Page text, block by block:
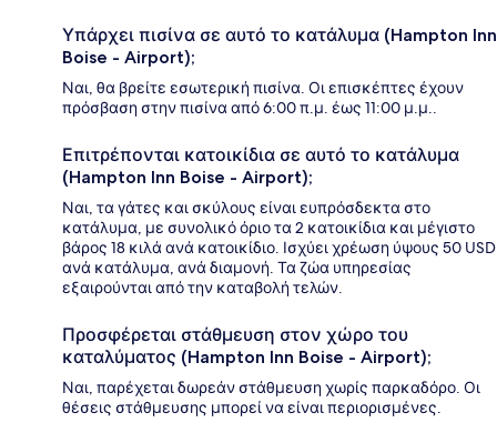
Υπάρχει πισίνα σε αυτό το κατάλυμα (Hampton Inn
Boise - Airport);
Ναι, θα βρείτε εσωτερική πισίνα. Οι επισκέπτες έχουν
πρόσβαση στην πισίνα από 6:00 π.μ. έως 11:00 μ.μ..
Επιτρέπονται κατοικίδια σε αυτό το κατάλυμα
(Hampton Inn Boise - Airport);
Ναι, τα γάτες και σκύλους είναι ευπρόσδεκτα στο
κατάλυμα, με συνολικό όριο τα 2 κατοικίδια και μέγιστο
βάρος 18 κιλά ανά κατοικίδιο. Ισχύει χρέωση ύψους 50 USD
ανά κατάλυμα, ανά διαμονή. Τα ζώα υπηρεσίας
εξαιρούνται από την καταβολή τελών.
Προσφέρεται στάθμευση στον χώρο του
καταλύματος (Hampton Inn Boise - Airport);
Ναι, παρέχεται δωρεάν στάθμευση χωρίς παρκαδόρο. Οι
θέσεις στάθμευσης μπορεί να είναι περιορισμένες.